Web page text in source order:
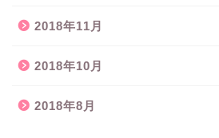
2018年11月
2018年10月
2018年8月